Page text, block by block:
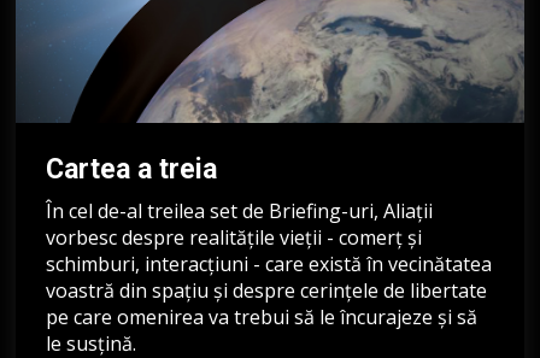
Cartea a treia
În cel de-al treilea set de Briefing-uri, Aliații
vorbesc despre realitățile vieții - comerț și
schimburi, interacțiuni - care există în vecinătatea
voastră din spațiu și despre cerințele de libertate
pe care omenirea va trebui să le încurajeze și să
le susțină.